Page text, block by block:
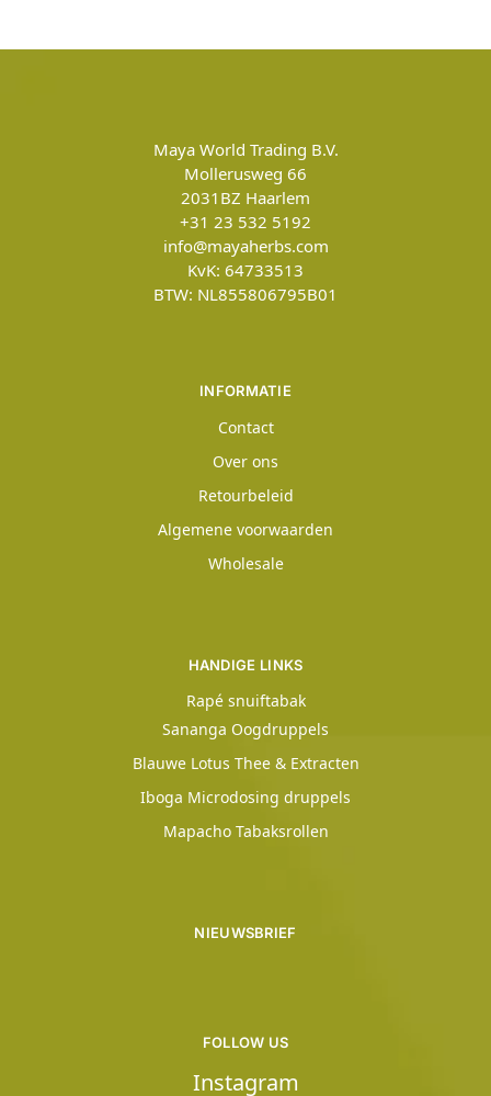
Maya World Trading B.V.
Mollerusweg 66
2031BZ Haarlem
+31 23 532 5192
info@mayaherbs.com
KvK: 64733513
BTW: NL855806795B01
INFORMATIE
Contact
Over ons
Retourbeleid
Algemene voorwaarden
Wholesale
HANDIGE LINKS
Rapé snuiftabak
Sananga Oogdruppels
Blauwe Lotus Thee & Extracten
Iboga Microdosing druppels
Mapacho Tabaksrollen
NIEUWSBRIEF
FOLLOW US
Instagram